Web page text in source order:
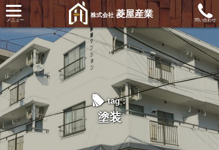
株式会社 菱屋産業
ltag：
塗装